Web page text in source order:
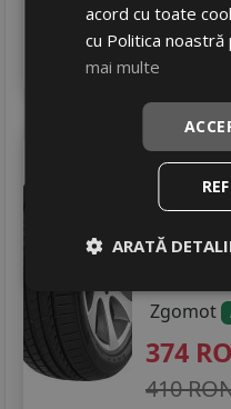
Tristar
265/35
Consum
Zgomot
374
410
acord cu toate
cu Politica
mai multe
ARATĂ